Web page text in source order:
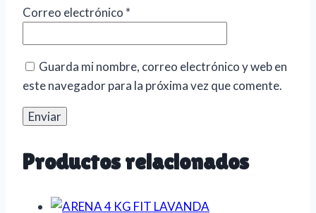
Correo electrónico *
Guarda mi nombre, correo electrónico y web en
este navegador para la próxima vez que comente.
Productos relacionados